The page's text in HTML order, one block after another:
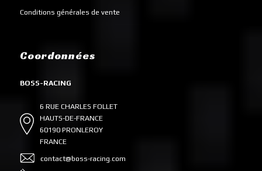
Conditions générales de vente
Coordonnées
BOSS-RACING
6 RUE CHARLES FOLLET
HAUTS-DE-FRANCE
60190 PRONLEROY
FRANCE
contact@boss-racing.com